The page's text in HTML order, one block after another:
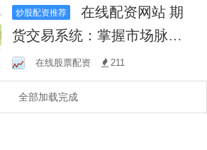
炒股配资推荐
在线配资网站 期
货交易系统：掌握市场脉
搏，实现财富自由
在线股票配资 211
全部加载完成